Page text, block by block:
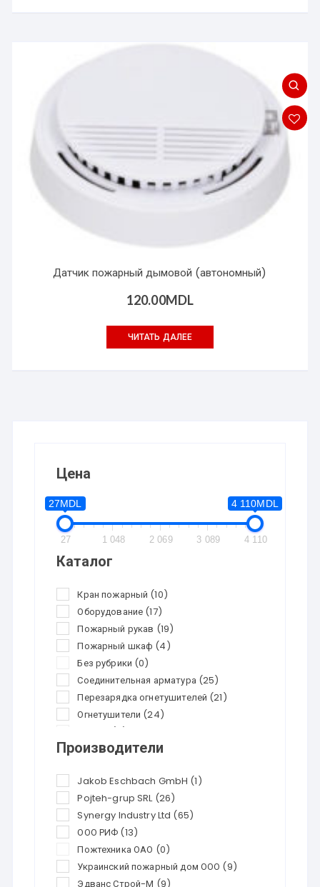
Датчик пожарный дымовой (автономный)
120.00MDL
ЧИТАТЬ ДАЛЕЕ
Цена
27MDL 4 110MDL
27 1 048 2 069 3 089 4 110
Каталог
Кран пожарный (10)
Оборудование (17)
Пожарный рукав (19)
Пожарный шкаф (4)
Без рубрики (0)
Соединительная арматура (25)
Перезарядка огнетушителей (21)
Огнетушители (24)
(0)
Производители
Jakob Eschbach GmbH (1)
Pojteh-grup SRL (26)
Synergy Industry Ltd (65)
ООО РИФ (13)
Пожтехника ОАО (0)
Украинский пожарный дом ООО (9)
Эдванс Строй-М (9)